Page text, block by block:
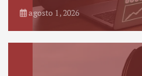
agosto 1, 2026